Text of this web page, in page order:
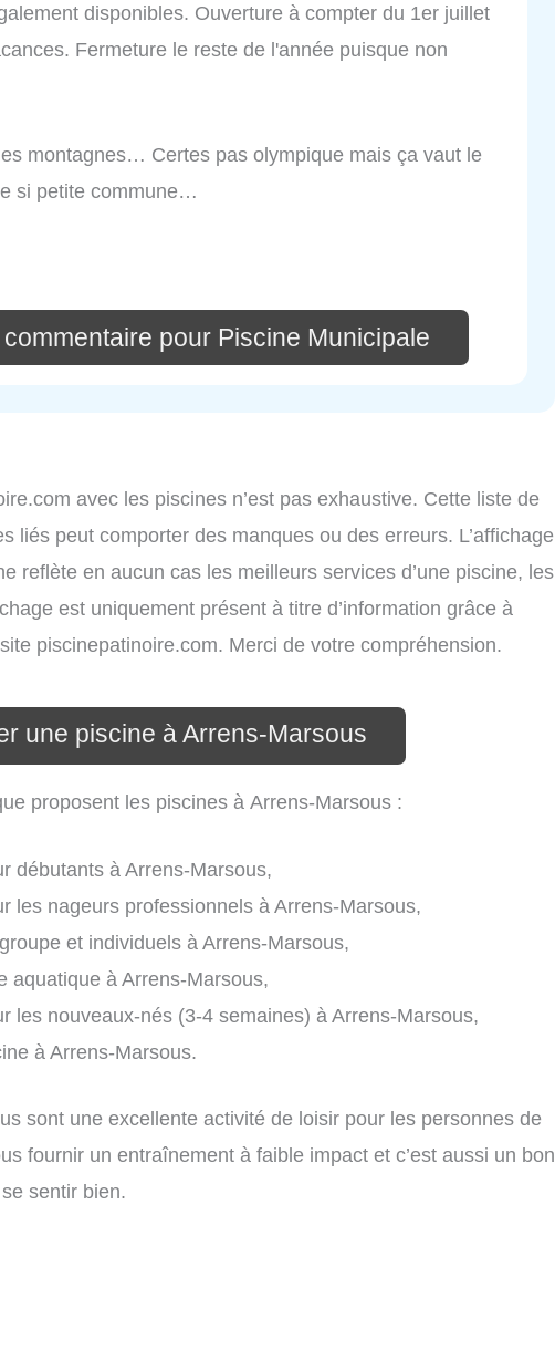
disponibles. Ouverture à compter du 1er juillet
Fermeture le reste de l'année puisque non
montagnes… Certes pas olympique mais ça vaut le
si petite commune…
pour Piscine Municipale
avec les piscines n’est pas exhaustive. Cette liste de
liés peut comporter des manques ou des erreurs. L’affichage
reflète en aucun cas les meilleurs services d’une piscine, les
est uniquement présent à titre d’information grâce à
piscinepatinoire.com. Merci de votre compréhension.
une piscine à Arrens-Marsous
proposent les piscines à Arrens-Marsous :
débutants à Arrens-Marsous,
les nageurs professionnels à Arrens-Marsous,
et individuels à Arrens-Marsous,
aquatique à Arrens-Marsous,
les nouveaux-nés (3-4 semaines) à Arrens-Marsous,
à Arrens-Marsous.
sont une excellente activité de loisir pour les personnes de
fournir un entraînement à faible impact et c’est aussi un bon
sentir bien.